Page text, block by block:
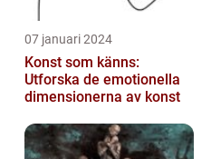
07 januari 2024
Konst som känns:
Utforska de emotionella
dimensionerna av konst